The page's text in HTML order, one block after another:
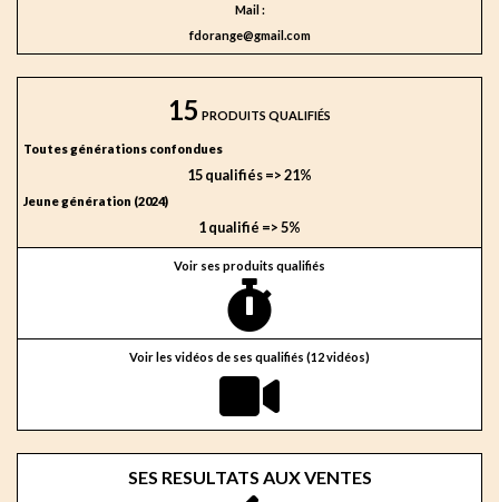
Mail :
fdorange@gmail.com
15 PRODUITS QUALIFIÉS
Toutes générations confondues
15 qualifiés => 21%
Jeune génération (2024)
1 qualifié => 5%
Voir ses produits qualifiés
Voir les vidéos de ses qualifiés (12 vidéos)
SES RESULTATS AUX VENTES